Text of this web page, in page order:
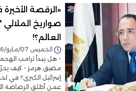
«الرقصة
صواريخ الملالي
العالم؟!
الخميس 07/مايو/2026 - 04:05 م
- هل يبدأ ترامب
مضيق هرمز - كيف
إسرائيل الكبرى؟ في
عمن أطلق الرصاصة